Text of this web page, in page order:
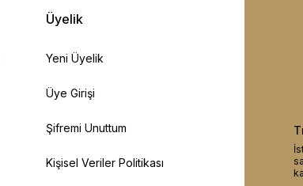
Üyelik
Yeni Üyelik
Üye Girişi
Şifremi Unuttum
Kişisel Veriler Politikası